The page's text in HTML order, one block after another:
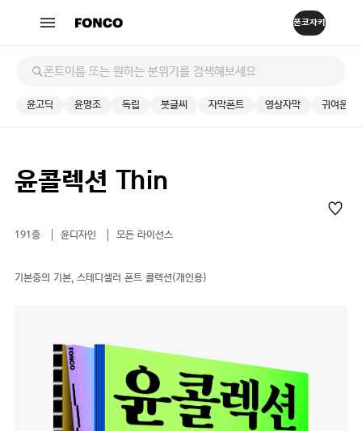
윤고딕 윤명조 독립 붓글씨 자막폰트 영상자막 귀여운
윤콜렉션 Thin
191종 윤디자인 모든 라이선스
기본중의 기본, 스테디셀러 폰트 콜렉션(개인용)